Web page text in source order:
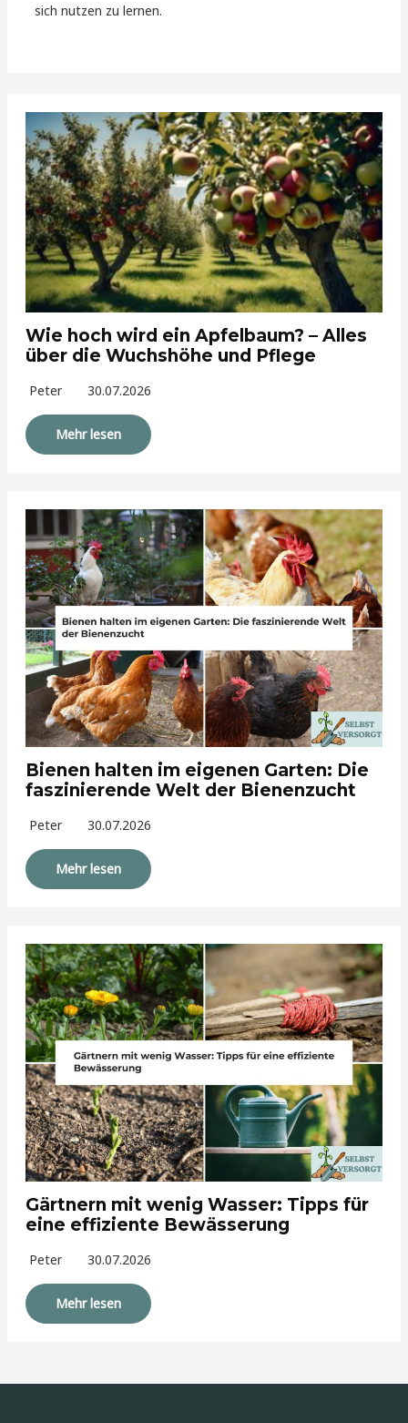
sich nutzen zu lernen.
Wie hoch wird ein Apfelbaum? – Alles
über die Wuchshöhe und Pflege
Peter 30.07.2026
Mehr lesen
Bienen halten im eigenen Garten: Die
faszinierende Welt der Bienenzucht
Peter 30.07.2026
Mehr lesen
Gärtnern mit wenig Wasser: Tipps für
eine effiziente Bewässerung
Peter 30.07.2026
Mehr lesen